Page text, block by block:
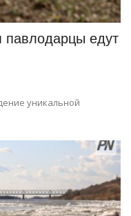
павлодарцы едут
уникальной